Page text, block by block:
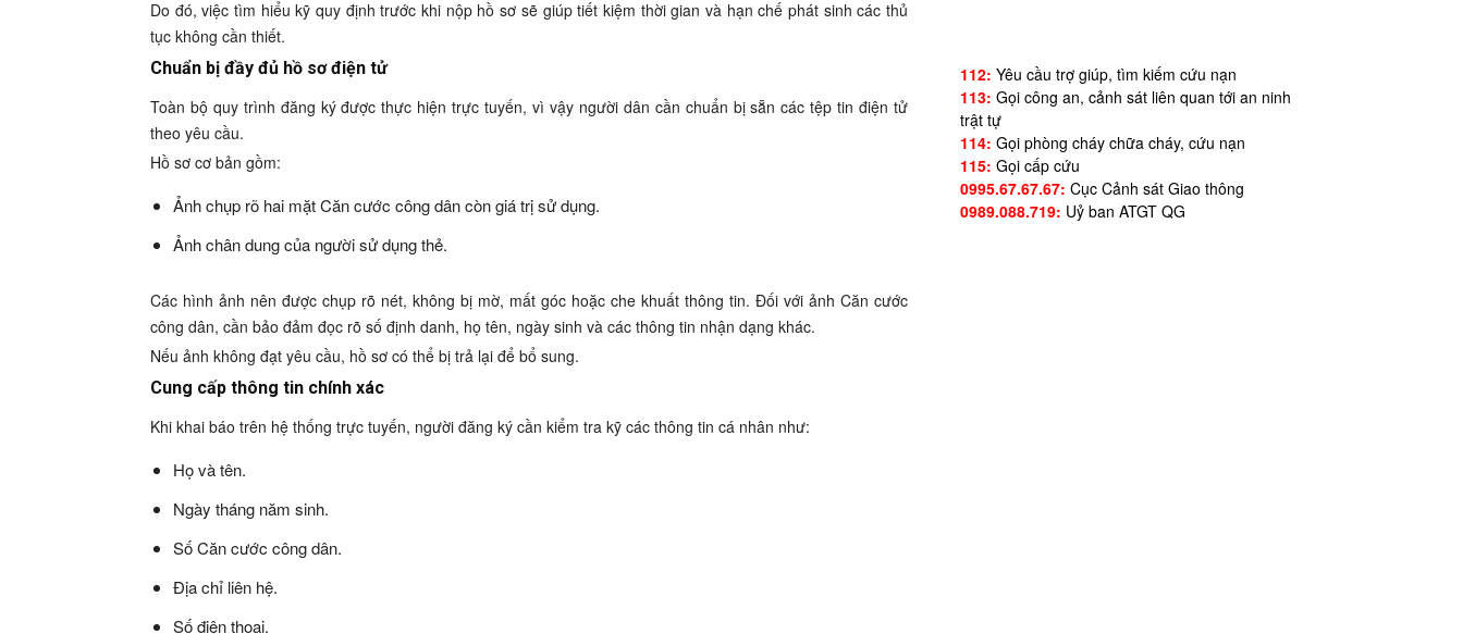
Do đó, việc tìm hiểu kỹ quy định trước khi nộp hồ sơ sẽ giúp tiết kiệm thời gian và hạn chế phát sinh các thủ
tục không cần thiết.
Chuẩn bị đầy đủ hồ sơ điện tử
Toàn bộ quy trình đăng ký được thực hiện trực tuyến, vì vậy người dân cần chuẩn bị sẵn các tệp tin điện tử
theo yêu cầu.
Hồ sơ cơ bản gồm:
Ảnh chụp rõ hai mặt Căn cước công dân còn giá trị sử dụng.
Ảnh chân dung của người sử dụng thẻ.
Các hình ảnh nên được chụp rõ nét, không bị mờ, mất góc hoặc che khuất thông tin. Đối với ảnh Căn cước
công dân, cần bảo đảm đọc rõ số định danh, họ tên, ngày sinh và các thông tin nhận dạng khác.
Nếu ảnh không đạt yêu cầu, hồ sơ có thể bị trả lại để bổ sung.
Cung cấp thông tin chính xác
Khi khai báo trên hệ thống trực tuyến, người đăng ký cần kiểm tra kỹ các thông tin cá nhân như:
Họ và tên.
Ngày tháng năm sinh.
Số Căn cước công dân.
Địa chỉ liên hệ.
Số điện thoại.
112: Yêu cầu trợ giúp, tìm kiếm cứu nạn
113: Gọi công an, cảnh sát liên quan tới an ninh
trật tự
114: Gọi phòng cháy chữa cháy, cứu nạn
115: Gọi cấp cứu
0995.67.67.67: Cục Cảnh sát Giao thông
0989.088.719: Uỷ ban ATGT QG